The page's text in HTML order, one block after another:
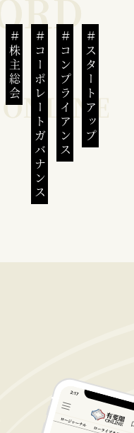
株主総会 コーポレートガバナンスコンプライアンススタートアップ